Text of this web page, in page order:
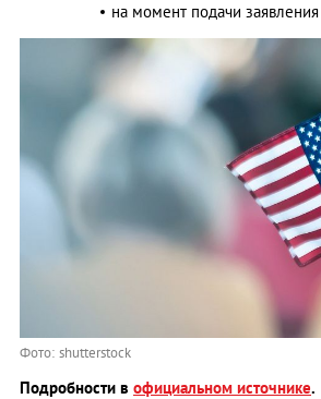
на момент подачи
Фото: shutterstock
Подробности в официальном источнике.